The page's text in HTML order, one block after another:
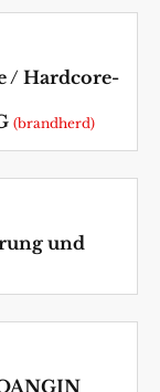
/ Hardcore-
(brandherd)
und